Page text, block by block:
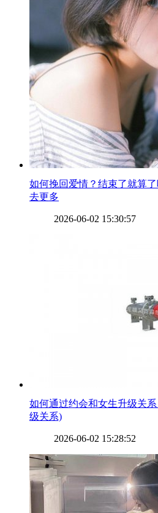
如何挽回爱情？结束了就算
去更多
2026-06-02 15:30:57
如何通过约会和女生升级关
级关系)
2026-06-02 15:28:52